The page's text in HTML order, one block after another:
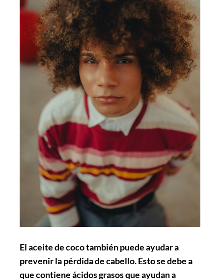
El aceite de coco también puede ayudar a
prevenir la pérdida de cabello. Esto se debe a
que contiene ácidos grasos que ayudan a